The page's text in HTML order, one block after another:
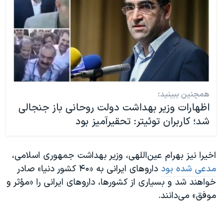
همچنین ببینید:
اظهارات وزیر بهداشت دولت روحانی باز جنجالی
شد؛ کاربران توئیتر: تحقیرآمیز بود
اخیرا نیز بهرام عین‌اللهی، وزیر بهداشت جمهوری اسلامی،
مدعی شده بود
داروهای ایرانی به «۴۰ کشور دنیا» صادر
خواهند شد و بسیاری از کشورها، داروهای ایرانی را «مؤثر و
موفق» می‌دانند.